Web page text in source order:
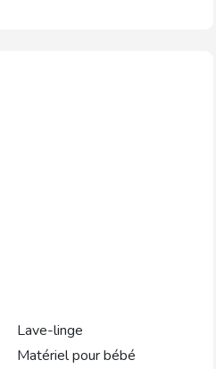
Lave-linge
Matériel pour bébé